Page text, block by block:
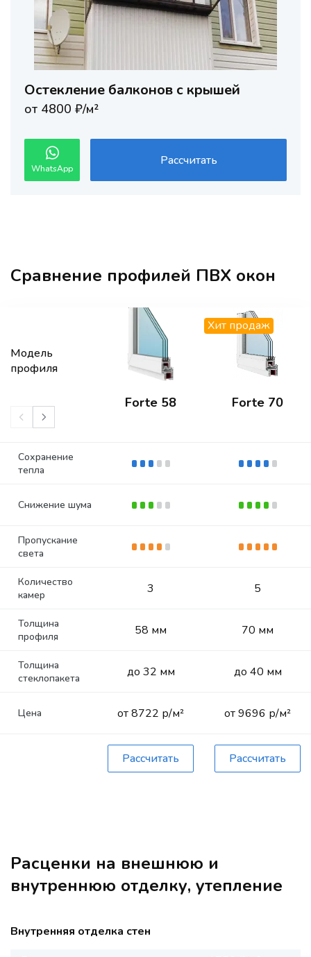
Остекление балконов с крышей
от 4800 ₽/м²
WhatsApp
Рассчитать
Сравнение профилей ПВХ окон
Модель
профиля
Forte 58
Хит продаж
Forte 70
Сохранение
тепла
Снижение шума
Пропускание
света
Количество
камер
Толщина
профиля
Толщина
стеклопакета
Цена
3
58 мм
до 32 мм
от 8722 р/м²
Рассчитать
5
70 мм
до 40 мм
от 9696 р/м²
Рассчитать
Расценки на внешнюю и
внутреннюю отделку, утепление
Внутренняя отделка стен